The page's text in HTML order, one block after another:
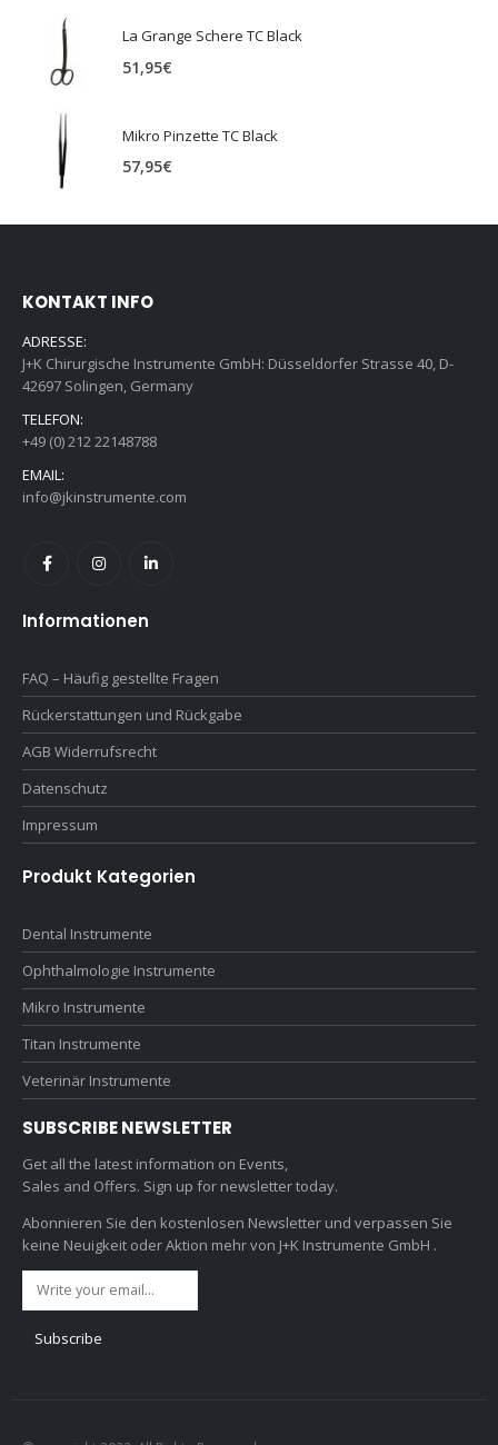
La Grange Schere TC Black
51,95€
Mikro Pinzette TC Black
57,95€
KONTAKT INFO
ADRESSE:
J+K Chirurgische Instrumente GmbH: Düsseldorfer Strasse 40, D-
42697 Solingen, Germany
TELEFON:
+49 (0) 212 22148788
EMAIL:
info@jkinstrumente.com
Informationen
FAQ – Häufig gestellte Fragen
Rückerstattungen und Rückgabe
AGB Widerrufsrecht
Datenschutz
Impressum
Produkt Kategorien
Dental Instrumente
Ophthalmologie Instrumente
Mikro Instrumente
Titan Instrumente
Veterinär Instrumente
SUBSCRIBE NEWSLETTER
Get all the latest information on Events,
Sales and Offers. Sign up for newsletter today.
Abonnieren Sie den kostenlosen Newsletter und verpassen Sie
keine Neuigkeit oder Aktion mehr von J+K Instrumente GmbH .